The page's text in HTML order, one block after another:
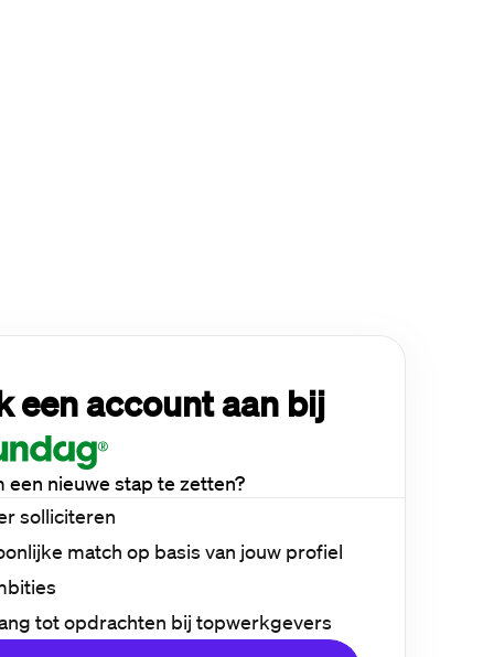
een account aan bij
een nieuwe stap te zetten?
solliciteren
match op basis van jouw profiel
tot opdrachten bij topwerkgevers